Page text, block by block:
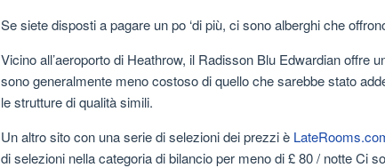
Se siete disposti a pagare un po ‘di più, ci sono alberghi che
Vicino all’aeroporto di Heathrow, il Radisson Blu Edwardian offre
sono generalmente meno costoso di quello che sarebbe stato
le strutture di qualità simili.
Un altro sito con una serie di selezioni dei prezzi è
di selezioni nella categoria di bilancio per meno di £ 80 / notte Ci